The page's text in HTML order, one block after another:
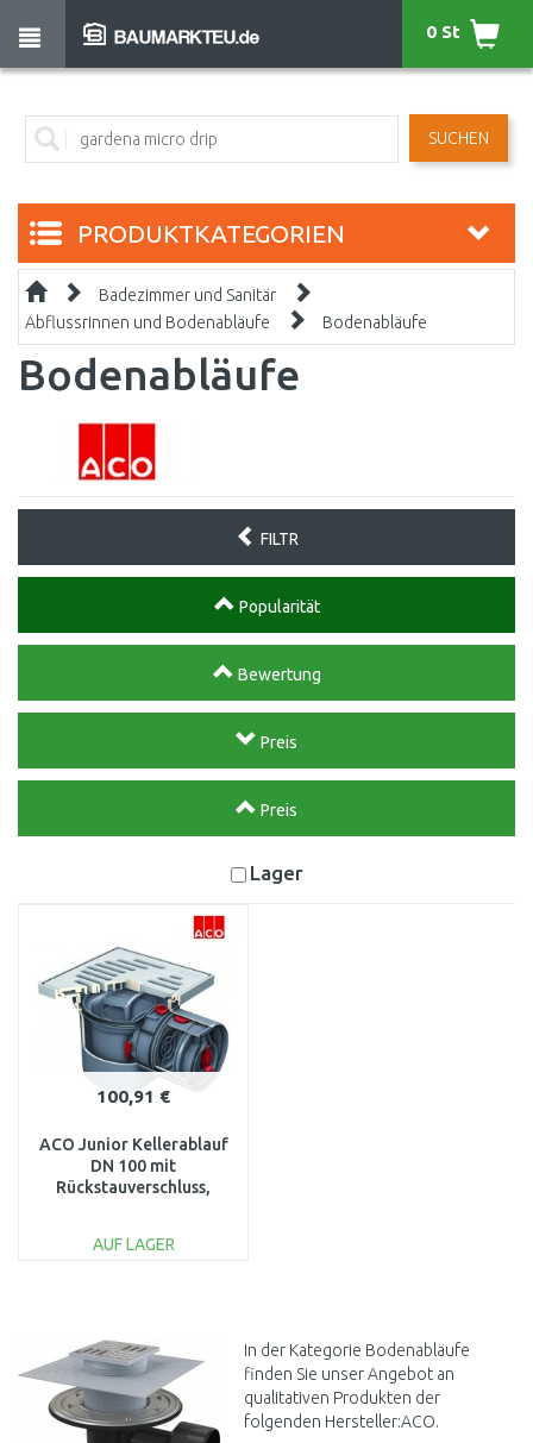
SUCHEN
0 St
PRODUKTKATEGORIEN
Badezimmer und Sanitär
Abflussrinnen und Bodenabläufe
Bodenabläufe
Bodenabläufe
FILTR
Popularität
Bewertung
Preis
Preis
Lager
100,91 €
ACO Junior Kellerablauf
DN 100 mit
Rückstauverschluss,
AUF LAGER
Vergleichen
In der Kategorie Bodenabläufe
finden Sie unser Angebot an
qualitativen Produkten der
folgenden Hersteller:ACO.